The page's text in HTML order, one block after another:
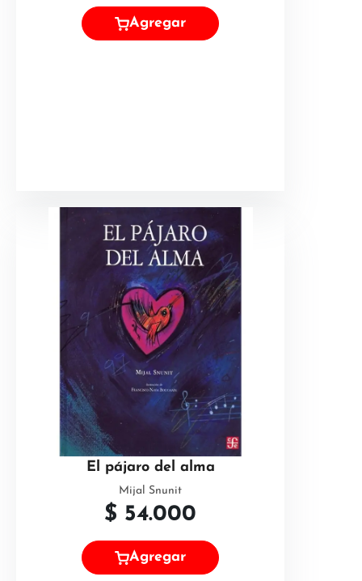
Agregar
El pájaro del alma
Mijal Snunit
$ 54.000
Agregar